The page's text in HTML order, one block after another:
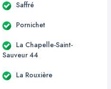
Saffré
Pornichet
La Chapelle-Saint-
Sauveur 44
La Rouxière